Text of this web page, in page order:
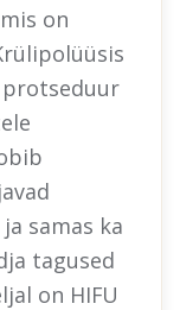
on
protseduur
samas ka
tagused
on HIFU